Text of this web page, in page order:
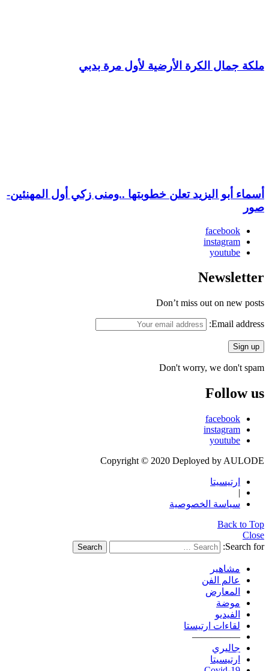
ملكة جمال الكرة الأرضية لأول مرة بدبي
أسماء أبو اليزيد تعلن خطوبتها ..ومنى زكي أول المهنئين-
صور
facebook
instagram
youtube
Newsletter
Don’t miss out on new posts
Email address:
Don't worry, we don't spam
Follow us
facebook
instagram
youtube
Copyright © 2020 Deployed by AULODE
ارتيسيتا
|
سياسة الخصوصية
Back to Top
Close
Search for:
Search
مشاهير
عالم الفن
المعارض
موضة
الفيديو
لقاءات ارتيستا
—————
جاليري
ارتيسيتا